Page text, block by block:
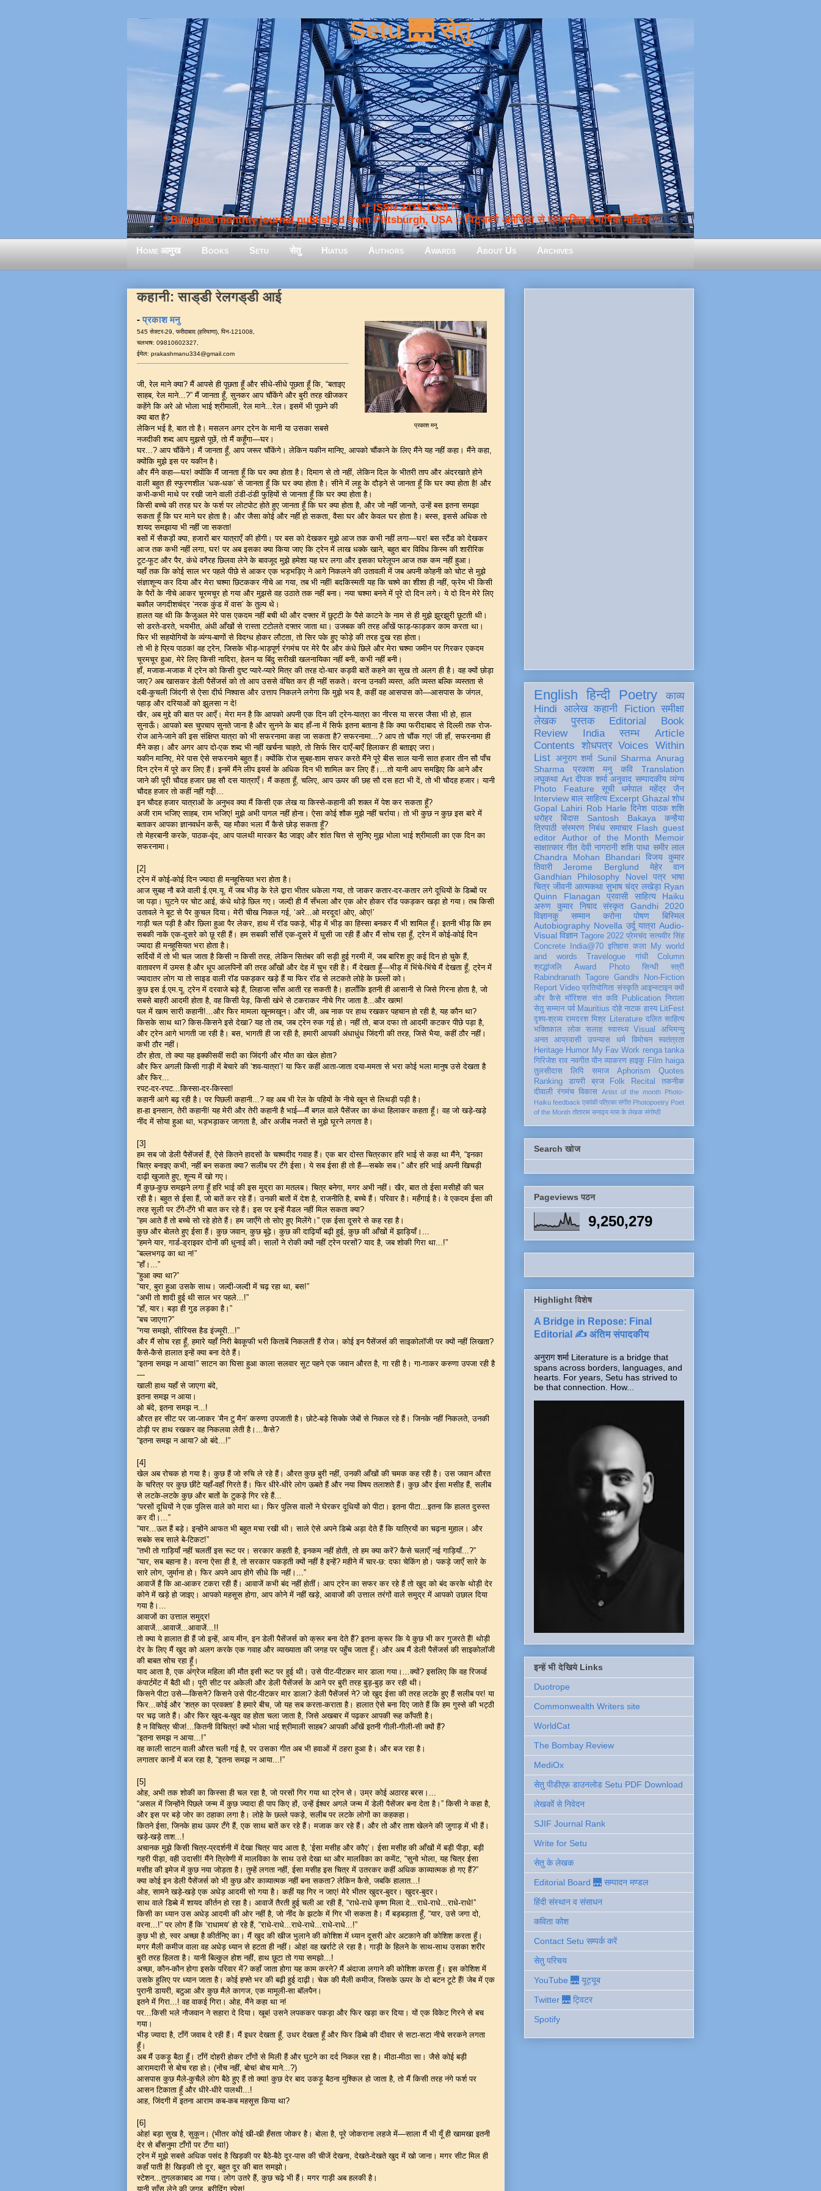
Setu 🌉 सेतु
** ISSN 2475-1359 **
* Bilingual monthly journal published from Pittsburgh, USA :: पिट्सबर्ग अमेरिका से प्रकाशित द्वैभाषिक मासिक *
Home आमुख Books Setu सेतु Hiatus Authors Awards About Us Archives
कहानी: साड्डी रेलगड्डी आई
प्रकाश मनु
-प्रकाश मनु
545 सेक्टर-29, फरीदाबाद (हरियाणा), पिन-121008,
चलभाष: 09810602327,
ईमेल: prakashmanu334@gmail.com
जी, रेल माने क्या? मैं आपसे ही पूछता हूँ और सीधे-सीधे पूछता हूँ कि, “बताइए
साहब, रेल माने...?” मैं जानता हूँ, सुनकर आप चौंकेंगे और बुरी तरह खीजकर
कहेंगे कि अरे ओ भोला भाई श्रीमाली, रेल माने...रेल। इसमें भी पूछने की
क्या बात है?
लेकिन भई है, बात तो है। मसलन अगर ट्रेन के मानी या उसका सबसे
नजदीकी शब्द आप मुझसे पूछें, तो मैं कहूँगा—घर।
घर...? आप चौंकेंगे। मैं जानता हूँ, आप जरूर चौंकेंगे। लेकिन यकीन मानिए, आपको चौंकाने के लिए मैंने यह नहीं कहा। मैंने कहा,
क्योंकि मुझे इस पर यकीन है।
और मैंने कहा—घर! क्योंकि मैं जानता हूँ कि घर क्या होता है। दिमाग से तो नहीं, लेकिन दिल के भीतरी ताप और अंदरखाते होने
वाली बहुत ही स्फुरणशील ‘धक-धक’ से जानता हूँ कि घर क्या होता है। सीने में लहू के दौड़ने से जानता हूँ कि घर क्या होता है! और
कभी-कभी माथे पर रखी जाने वाली ठंडी-ठंडी फुहियों से जानता हूँ कि घर क्या होता है।
किसी बच्चे की तरह घर के फर्श पर लोटपोट होते हुए जानता हूँ कि घर क्या होता है, और जो नहीं जानते, उन्हें बस इतना समझा
सकता हूँ कि घर माने घर होता है। और जैसा कोई और नहीं हो सकता, वैसा घर और केवल घर होता है। बस्स, इससे अधिक तो
शायद समझाया भी नहीं जा सकता!
बसों में सैकड़ों क्या, हजारों बार यात्राएँ की होंगी। पर बस को देखकर मुझे आज तक कभी नहीं लगा—घर! बस स्टैंड को देखकर
आज तक कभी नहीं लगा, घर! पर अब इसका क्या किया जाए कि ट्रेन में लाख धक्के खाने, बहुत बार विविध किस्म की शारीरिक
टूट-फूट और पैर, कंधे वगैरह छिलवा लेने के बावजूद मुझे हमेशा यह घर लगा और इसका घरेलूपन आज तक कम नहीं हुआ।
यहाँ तक कि कोई साल भर पहले पीछे से आकर एक भड़भड़िए ने आगे निकलने की उतावली में जब अपनी कोहनी को चोट से मुझे
संज्ञाशून्य कर दिया और मेरा चश्मा छिटककर नीचे आ गया, तब भी नहीं! बदकिस्मती यह कि चश्मे का शीशा ही नहीं, फ्रेम भी किसी
के पैरों के नीचे आकर चूरमचूर हो गया और मुझसे वह उठाते तक नहीं बना। नया चश्मा बनने में पूरे दो दिन लगे। ये दो दिन मेरे लिए
बकौल जगदीशचंद्र ‘नरक कुंड में वास’ के तुल्य थे।
हालत यह थी कि कैजुअल मेरे पास एकदम नहीं बची थी और दफ्तर में छुट्टी के पैसे काटने के नाम से ही मुझे झुरझुरी छूटती थी।
सो डरते-डरते, भयभीत, अंधी आँखों से रास्ता टटोलते दफ्तर जाता था। उजबक की तरह आँखें फाड़-फाड़कर काम करता था।
फिर भी सहयोगियों के व्यंग्य-बाणों से विदग्ध होकर लौटता, तो सिर पके हुए फोड़े की तरह दुख रहा होता।
तो भी हे प्रिय पाठक! वह ट्रेन, जिसके भीड़-भाड़पूर्ण रंगमंच पर मेरे पैर और कंधे छिले और मेरा चश्मा जमीन पर गिरकर एकदम
चूरमचूर हुआ, मेरे लिए किसी नादिरा, हेलन या बिंदु सरीखी खलनायिका नहीं बनी, कभी नहीं बनी।
हाँ, मजाक-मजाक में ट्रेन को किसी दुष्ट प्यारे-प्यारे मित्र की तरह दो-चार कड़वी बातें कहने का सुख तो अलग ही है। वह क्यों छोड़ा
जाए? अब खासकर डेली पैसेंजर्स को तो आप उससे वंचित कर ही नहीं सकते। वरना उनकी व्यस्त, अति व्यस्त बल्कि व्यस्तता से
दबी-कुचली जिंदगी से ऐसा दीर्घ निश्वास और उत्ताप निकलने लगेगा कि मुझे भय है, कहीं वह आसपास को—आसपास के जंगल,
पहाड़ और दरियाओं को झुलसा न दे!
खैर, अब मुद्दे की बात पर आएँ। मेरा मन है कि आपको अपनी एक दिन की ट्रेन-यात्रा का नीरस या सरस जैसा भी हो, हाल
सुनाऊँ। आपको बस चुपचाप सुनते जाना है और सुनने के बाद हाँ-ना में सिर्फ इतना बताना है कि क्या फरीदाबाद से दिल्ली तक रोज-
रोज आने-जाने की इस संक्षिप्त यात्रा को भी सफरनामा कहा जा सकता है? सफरनामा...? आप तो चौंक गए! जी हाँ, सफरनामा ही
मैंने कहा। और अगर आप दो-एक शब्द भी नहीं खर्चना चाहते, तो सिर्फ सिर दाएँ-बाएँ हिलाकर ही बताइए जरा।
यकीन मानिए, मेरे पास ऐसे सफरनामे बहुत हैं। क्योंकि रोज सुबह-शाम सफर करते मैंने पूरे बीस साल यानी सात हजार तीन सौ पाँच
दिन ट्रेन में पूरे कर लिए हैं। इनमें मैंने लीप इयर्स के अधिक दिन भी शामिल कर लिए हैं।...तो यानी आप समझिए कि आने और
जाने की पूरी चौदह हजार छह सौ दस यात्राएँ। मैं कहता हूँ, चलिए, आप ऊपर की छह सौ दस हटा भी दें, तो भी चौदह हजार। यानी
चौदह हजार तो कहीं नहीं गईं!...
इन चौदह हजार यात्राओं के अनुभव क्या मैं किसी एक लेख या किस्से-कहानी की शक्ल में पेश कर सकता हूँ?
अजी राम भजिए साहब, राम भजिए! मुझे अभी पागल नहीं होना। ऐसा कोई शौक मुझे नहीं चर्राया। तो भी कुछ न कुछ इस बारे में
बताकर आपका ज्ञानवर्धन करूँ, यह मौका भला मैं कैसे छोड़ सकता हूँ?
तो मेहरबानी करके, पाठक-वृंद, आप पालथी मारकर बैठ जाइए और शांत चित्त से सुनिए मुझ भोला भाई श्रीमाली का एक दिन का
सफरनामा।
[2]
ट्रेन में कोई-कोई दिन ज्यादा ही मनहूसियत भरा होता है।
आज सुबह नौ बजे वाली ई.एम.यू. में जब भीड़ के रेले द्वारा भीतर धकेला गया, तो जाकर कतार-दर-कतार लगे दूधियों के डिब्बों पर
जा पड़ा। घुटने पर चोट आई, कंधे थोड़े छिल गए। जल्दी ही मैं सँभला और एक ओर होकर रॉड पकड़कर खड़ा हो गया। तब किसी
उतावले ने बूट से पैर कुचल दिया। मेरी चीख निकल गई, ‘अरे...ओ मरदूद! ओए, ओए!’
गाड़ी चल पड़ी है और छिला हुआ पैर लेकर, हाथ में रॉड पकड़े, भीड़ में भीड़ का हिस्सा बनकर मैं भी शामिल हूँ। इतनी भीड़ कि हम
सबकी नाकें एक-दूसरे को छू रही हैं। हम सबकी साँसें एक-दूसरे में घुसी जा रही हैं और मैं सोच रहा हूँ, ट्रेन में कोई-कोई दिन
ज्यादा ही मनहूसियत भरा होता है।
सर्दियों में तो भी चल जाता है किसी न किसी तरह, लेकिन सितंबर की सड़ी हुई गरमी में, जब बारिश हुए कई दिन हो चुके हैं,
वातावरण में उमस है और धूप आलपिनों की तरह आँखों और देह में चुभ रही है। मैं देखता हूँ—भीड़ में भिंचे-भिंचे मैं देखता हूँ, ट्रेन में
ज्यादातर लोग या तो साइड वाली रॉड पकड़कर खड़े हैं या फिर रॉड से लटकते लोहे के छल्लों को।
कुछ इस ई.एम.यू. ट्रेन में दरवाजे बड़े हैं, लिहाजा साँस आती रह सकती है। हालाँकि इतनी ही आसानी से जिसे गिरना होता है, जो
सबसे बाहरी आदमी होता है, वह किसी पेड़, किसी खंभे से टकराकर नीचे गिर जाता है...और खत्म!
पल में खत्म सारी कहानी!...और फिर मामला खूनमखून। और जी, अब नाक पर हाथ रखकर पहचान हो रही है, यह कौन था?
किसके साथ था? किस-किसने इसे देखा? यह तो तब, जब ट्रेन रुक गई हो। नहीं तो, बाज दफा तो आदमी कटकर पीछे पड़ा है,
और ट्रेन आगे भागती जा रही है। बस, भागती ही जा रही है, हमारी आपकी अंधाधुंध जिंदगी की तरह, जिसे भैया, कहीं ठौर नहीं।
कभी ठौर नहीं।
ठौर होता, तो क्या यह इक्कीसवीं सदी का जिंदगी और मौत का खेल होता?
और फिर अगली किसी गाड़ी में बेचारे की ‘शव-यात्रा’! या फिर कहीं आता-जाता दया-ममता से भरा कोई भला मानुष उसे देखता है
और फिर...
रपट-दर-रपट...किस्सा-दर-किस्सा!
कहानी आगे बढ़ रही है। पर पिछली कहानी...? वह अब भी रेल के पहियों के नीचे खून से लिथड़ी पड़ी है।
हा-हा इनसान, तेरी कहानी! यह मेरी और तेरी कहानी है भाई—मैं बगल वाले पैसेंजर का कंधा हिलाकर कहता हूँ। वह जो खड़े-खड़े
नींद में सोया हुआ था, भड़भड़ाकर जागता है, और अजीब नजरों से मुझे घूरने लगता है।
[3]
हम सब जो डेली पैसेंजर्स हैं, ऐसे कितने हादसों के चश्मदीद गवाह हैं। एक बार दोस्त चित्रकार हरि भाई से कहा था मैंने, “इनका
चित्र बनाइए कभी, नहीं बन सकता क्या? सलीब पर टँगे ईसा। ये सब ईसा ही तो हैं—सबके सब।” और हरि भाई अपनी खिचड़ी
दाढ़ी खुजाते हुए, शून्य में खो गए।
मैं कुछ-कुछ समझने लगा हूँ हरि भाई की इस मुद्रा का मतलब। चित्र बनेगा, मगर अभी नहीं। खैर, बात तो ईसा मसीहों की चल
रही है। बहुत से ईसा हैं, जो बातें कर रहे हैं। उनकी बातों में देश है, राजनीति है, बच्चे हैं। परिवार है। महँगाई है। वे एकदम ईसा की
तरह सूली पर टँगे-टँगे भी बात कर रहे हैं। इस पर इन्हें मैडल नहीं मिल सकता क्या?
“हम आते हैं तो बच्चे सो रहे होते हैं। हम जाएँगे तो सोए हुए मिलेंगे।” एक ईसा दूसरे से कह रहा है।
कुछ और बोलते हुए ईसा हैं। कुछ जवान, कुछ बूढ़े। कुछ की दाढ़ियाँ बढ़ी हुई, कुछ की आँखों में झाड़ियाँ।...
“हमने यार, गार्ड-ड्राइवर दोनों की धुनाई की। सालों ने रोकी क्यों नहीं ट्रेन परसों? याद है, जब शोकी गिरा था...!”
“बल्लभगढ़ का था न!”
“हाँ।...”
“हुआ क्या था?”
“यार, बुरा हुआ उसके साथ। जल्दी-जल्दी में चढ़ रहा था, बस!”
“अभी तो शादी हुई थी साल भर पहले...!”
“हाँ, यार। बड़ा ही गुड लड़का है।”
“बच जाएगा?”
“गया समझो, सीरियस हैड इंज्यूरी...!”
और मैं सोच रहा हूँ, हमारे यहाँ निरी बेवकूफी भरी किताबें निकलती हैं रोज। कोई इन पैसेंजर्स की साइकोलॉजी पर क्यों नहीं लिखता?
कैसे-कैसे हालात इन्हें क्या बना देते हैं।
“इतना समझ न आया!” साटन का घिसा हुआ काला सलवार सूट पहने एक जवान औरत है, गा रही है। गा-गाकर करुणा उपजा रही है
—
खाली हाथ यहाँ से जाएगा बंदे,
इतना समझ न आया।
ओ बंदे, इतना समझ न...!
औरत हर सीट पर जा-जाकर ‘मैन टु मैन’ करुणा उपजाती है। छोटे-बड़े सिक्के जेबों से निकल रहे हैं। जिनके नहीं निकलते, उनकी
ठोड़ी पर हाथ रखकर वह निकलवा लेती है।...कैसे?
“इतना समझ न आया? ओ बंदे...!”
[4]
खेल अब रोचक हो गया है। कुछ हैं जो रुचि ले रहे हैं। औरत कुछ बुरी नहीं, उनकी आँखों की चमक कह रही है। उस जवान औरत
के चरित्र पर कुछ छींटे यहाँ-वहाँ गिरते हैं। फिर धीरे-धीरे लोग ऊबते हैं और नया विषय तलाशते हैं। कुछ और ईसा मसीह हैं, सलीब
से लटके-लटके कुछ और बातों के टुकड़े गिर रहे हैं...
“परसों दूधियों ने एक पुलिस वाले को मारा था। फिर पुलिस वालों ने घेरकर दूधियों को पीटा। इतना पीटा...इतना कि हालत दुरुस्त
कर दी।...”
“यार...ऊत हैं बड़े। इन्होंने आफत भी बहुत मचा रखी थी। साले ऐसे अपने डिब्बे अड़ा देते हैं कि यात्रियों का चढ़ना मुहाल। और
सबके सब साले बे-टिकट!”
“तभी तो गाड़ियाँ नहीं चलतीं इस रूट पर। सरकार कहती है, इनकम नहीं होती, तो हम क्या करें? कैसे चलाएँ नई गाड़ियाँ...?”
“यार, सब बहाना है। वरना ऐसा ही है, तो सरकार पकड़ती क्यों नहीं है इन्हें? महीने में चार-छ: दफा चेकिंग हो। पकड़े जाएँ सारे के
सारे लोग, जुर्माना हो। फिर अपने आप होंगे सीधे कि नहीं।...”
आवाजें हैं कि आ-आकर टकरा रही हैं। आवाजें कभी बंद नहीं होतीं। आप ट्रेन का सफर कर रहे हैं तो खुद को बंद करके थोड़ी देर
कोने में खड़े हो जाइए। आपको महसूस होगा, आप कोने में नहीं खड़े, आवाजों की उत्ताल तरंगों वाले समुद्र में आपको उछाल दिया
गया है।...
आवाजों का उत्ताल समुद्र!
आवाजें...आवाजें...आवाजें...!!
तो क्या ये हालात ही हैं जो इन्हें, आय मीन, इन डेली पैसेंजर्स को क्रूर बना देते हैं? इतना क्रूर कि ये कुछ भी कर गुजरते हैं! थोड़ी
देर के लिए मैं खुद को अलग करके एक गवाह और व्याख्याता की जगह पर पहुँच जाता हूँ। और अब मैं डेली पैसेंजर्स की साइकोलॉजी
की बाबत सोच रहा हूँ।
याद आता है, एक अंग्रेज महिला की मौत इसी रूट पर हुई थी। उसे पीट-पीटकर मार डाला गया।...क्यों? इसलिए कि वह रिजर्व्ड
कंपार्टमेंट में बैठी थी। पूरी सीट पर अकेली और डेली पैसेंजर्स के आने पर बुरी तरह बुड़-बुड़ कर रही थी।
किसने पीटा उसे—किसने? किसने उसे पीट-पीटकर मार डाला? डेली पैसेंजर्स ने? जो खुद ईसा की तरह लटके हुए हैं सलीब पर! या
फिर...कोई और ‘शत्रु का प्रवक्ता’ है हमारे बीच, जो यह सब करता-कराता है। हालात ऐसे बना दिए जाते हैं कि हम गुस्से की भट्ठी
पर चढ़ जाते हैं। और फिर खुद-ब-खुद वह होता चला जाता है, जिसे अखबार में पढ़कर आपकी रूह काँपती है।
है न विचित्र चीज!...कितनी विचित्र! क्यों भोला भाई श्रीमाली साहब? आपकी आँखें इतनी गीली-गीली-सी क्यों हैं?
“इतना समझ न आया...!”
वह काली साटन वाली औरत चली गई है, पर उसका गीत अब भी हवाओं में ठहरा हुआ है। और बज रहा है।
लगातार कानों में बज रहा है, “इतना समझ न आया...!”
[5]
ओह, अभी तक शोकी का किस्सा ही चल रहा है, जो परसों गिर गया था ट्रेन से। उम्र कोई अठारह बरस।...
“असल में जिन्होंने पिछले जन्म में कुछ ज्यादा ही पाप किए हों, उन्हें ईश्वर अगले जन्म में डेली पैसेंजर बना देता है।” किसी ने कहा है,
और इस पर बड़े जोर का ठहाका लगा है। लोहे के छल्ले पकड़े, सलीब पर लटके लोगों का कहकहा।
कितने ईसा, जिनके हाथ ऊपर टँगे हैं, एक साथ बातें कर रहे हैं। मजाक कर रहे हैं। और तो और ताश खेलने की जुगाड़ में भी हैं।
खड़े-खड़े ताश...!
अचानक मुझे किसी चित्र-प्रदर्शनी में देखा चित्र याद आता है, ‘ईसा मसीह और कौए’। ईसा मसीह की आँखों में बड़ी पीड़ा, बड़ी
गहरी पीड़ा, वही उदासी! मैंने त्रिवेणी में मालविका के साथ उसे देखा था और मालविका का कमेंट, “सुनो भोला, यह चित्र ईसा
मसीह की इमेज में कुछ नया जोड़ता है। तुम्हें लगता नहीं, ईसा मसीह इस चित्र में उतरकर कहीं अधिक काव्यात्मक हो गए हैं?”
क्या कोई इन डेली पैसेंजर्स को भी कुछ और काव्यात्मक नहीं बना सकता? लेकिन कैसे, जबकि हालात...!
ओह, सामने खड़े-खड़े एक अधेड़ आदमी सो गया है। कहीं यह गिर न जाए! मेरे भीतर खुदर-बुदर। खुदर-बुदर।
साथ वाले डिब्बे में शायद कीर्तन हो रहा है। आवाजें तैरती हुई चली आ रही हैं, “राधे-राधे कृष्ण मिला दे...राधे-राधे...राधे-राधे!”
किसी का ध्यान उस अधेड़ आदमी की ओर नहीं है, जो नींद के झटके में गिर भी सकता है। मैं बड़बड़ाता हूँ, “यार, उसे जगा दो,
वरना...!” पर लोग हैं कि ‘राधामय’ हो रहे हैं, “राधे-राधे...राधे-राधे...राधे-राधे...!”
कुछ भी हो, स्वर अच्छा है कीर्तनिए का। मैं खुद की खीज भुलाने की कोशिश में ध्यान दूसरी ओर अटकाने की कोशिश करता हूँ।
मगर मैली कमीज वाला वह अधेड़ ध्यान से हटता ही नहीं। ओह! वह खर्राटे ले रहा है। गाड़ी के हिलने के साथ-साथ उसका शरीर
बुरी तरह हिलता है। यानी बिल्कुल होश नहीं, हाथ छूटा तो गया समझो...!
अच्छा, कौन-कौन होगा इसके परिवार में? कहाँ जाता होगा यह काम करने? मैं अंदाजा लगाने की कोशिश करता हूँ। इस कोशिश में
उसके हुलिए पर ध्यान जाता है। कोई हफ्ते भर की बढ़ी हुई दाढ़ी। चेक की मैली कमीज, जिसके ऊपर के दो बटन टूटे हैं! जेब में एक
पुरानी डायरी, बटुआ और कुछ मैले कागज, एक मामूली-सा बॉलपैन।
इतने में गिरा...! वह वाकई गिरा। ओह, मैंने कहा था न!
पर...किसी भले नौजवान ने सहारा दे दिया। खूब! उसने लपककर पकड़ा और फिर खड़ा कर दिया। यों एक विकेट गिरने से बच
गया।
भीड़ ज्यादा है, टाँगें जवाब दे रही हैं। मैं इधर देखता हूँ, उधर देखता हूँ और फिर डिब्बे की दीवार से सटा-सटा नीचे सरकने लगता
हूँ।
अब मैं उकड़ू बैठा हूँ। टाँगें दोहरी होकर टाँगों से मिली हैं और घुटने का दर्द निकल रहा है। मीठा-मीठा सा। जैसे कोई बड़ी
आरामदारी से बोच रहा हो। (नोंच नहीं, बोच! बोच माने...?)
आसपास कुछ मैले-कुचैले लोग बैठे हुए हैं तो क्या! कुछ देर बाद उकड़ू बैठना मुश्किल हो जाता है, तो मैं किसी तरह नंगे फर्श पर
आसन टिकाता हूँ और धीरे-धीरे पालथी...!
आह, जिंदगी में इतना आराम कब-कब महसूस किया था?
[6]
ओह! बड़ा सुख है, सुकून। (भीतर कोई खी-खी हँसता जोकर है। बोला है, पूरे जोकराना लहजे में—साला मैं भी यूँ ही खामखा इतनी
देर से बाँसनुमा टाँगों पर टँगा था!)
ट्रेन में मुझे सबसे अधिक पसंद है खिड़की पर बैठे-बैठे दूर-पास की चीजें देखना, देखते-देखते खुद में खो जाना। मगर सीट मिल ही
कहाँ पाती है! खिड़की तो दूर, बहुत दूर की बात समझो।
स्टेशन...तुगलकाबाद आ गया। लोग उतरे हैं, कुछ चढ़े भी हैं। मगर गाड़ी अब हलकी है।
यानी साँस लेने की जगह, ब्रीदिंग स्पेस!
English हिन्दी Poetry
काव्य
Hindi
आलेख कहानी Fiction समीक्षा
लेखक
पुस्तक Editorial
Book
Review
India स्तम्भ
Article
Contents
शोधपत्र Voices Within
List अनुराग शर्मा Sunil Sharma Anurag
Sharma
प्रकाश मनु कवि
Translation
लघुकथा Art दीपक शर्मा अनुवाद सम्पादकीय व्यंग्य
Photo Feature
सूची
धर्मपाल महेंद्र जैन
Interview बाल साहित्य Excerpt Ghazal शोध
Gopal Lahiri Rob Harle दिनेश पाठक शशि
धरोहर
बिंदास Santosh Bakaya
कन्हैया
त्रिपाठी संस्मरण निबंध समाचार Flash guest
editor
Author of the Month
Memoir
साक्षात्कार गीत देवी नागरानी शशि पाधा समीर लाल
Chandra Mohan Bhandari विजय कुमार
तिवारी
Jerome Berglund
मेहेर वान
Gandhian Philosophy
Novel पत्र भाषा
चित्र जीवनी आत्मकथा सुभाष चंद्र लखेड़ा Ryan
Quinn Flanagan
प्रवासी साहित्य
Haiku
अरुण कुमार निषाद
संस्कृत
Gandhi 2020
विज्ञानकु
सम्मान करोना पोषण
बिस्मिल
Autobiography Novella उर्दू यात्रा Audio-
Visual विज्ञान Tagore 2022 प्रेमचंद सत्यवीर सिंह
Concrete
India@70 इतिहास कला
My world
and words
Travelogue गांधी
Column
श्रद्धांजलि
Award Photo सिन्धी
स्त्री
Rabindranath Tagore Gandhi
Non-Fiction
Report Video प्रतियोगिता संस्कृति आइन्स्टाइन क्यों
और कैसे मॉरिशस संत कवि Publication निराला
सेतु सम्मान पर्व Mauritius दोहे नाटक हास्य LitFest
दृश्य-श्रव्य रामदरश मिश्र Literature दलित साहित्य
भक्तिकाल
लोक सलाह स्वास्थ्य Visual
अभिमन्यु
अनत
आप्रवासी उपन्यास धर्म विमोचन
स्वतंत्रता
Heritage Humor My Fav Work renga tanka
गिरिजेश राव नवगीत यौन व्याकरण हाइकु Film haiga
तुलसीदास
लिपि समाज Aphorism
Quotes
Ranking
डायरी ब्रज Folk Recital
तकनीक
दीवाली रंगमंच विकास Artist of the month Photo-
Haiku feedback एकांकी पत्रिका संगीत Photopoetry Poet
of the Month तोताराम सनाढ्य मास के लेखक संगोष्ठी
Search खोज
Pageviews पठन
9,250,279
Highlight विशेष
A Bridge in Repose: Final
Editorial ✍️ अंतिम संपादकीय
अनुराग शर्मा Literature is a bridge that
spans across borders, languages, and
hearts. For years, Setu has strived to
be that connection. How...
इन्हें भी देखिये Links
Duotrope
Commonwealth Writers site
WorldCat
The Bombay Review
MediOx
सेतु पीडीएफ़ डाउनलोड Setu PDF Download
लेखकों से निवेदन
SJIF Journal Rank
Write for Setu
सेतु के लेखक
Editorial Board 🌉 सम्पादन मण्डल
हिंदी संस्थान व संसाधन
कविता कोश
Contact Setu सम्पर्क करें
सेतु परिचय
YouTube 🌉 यूट्यूब
Twitter 🌉 ट्विटर
Spotify